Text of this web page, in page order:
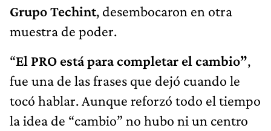
Grupo Techint, desembocaron en otra
muestra de poder.
“El PRO está para completar el cambio”,
fue una de las frases que dejó cuando le
tocó hablar. Aunque reforzó todo el tiempo
la idea de “cambio” no hubo ni un centro